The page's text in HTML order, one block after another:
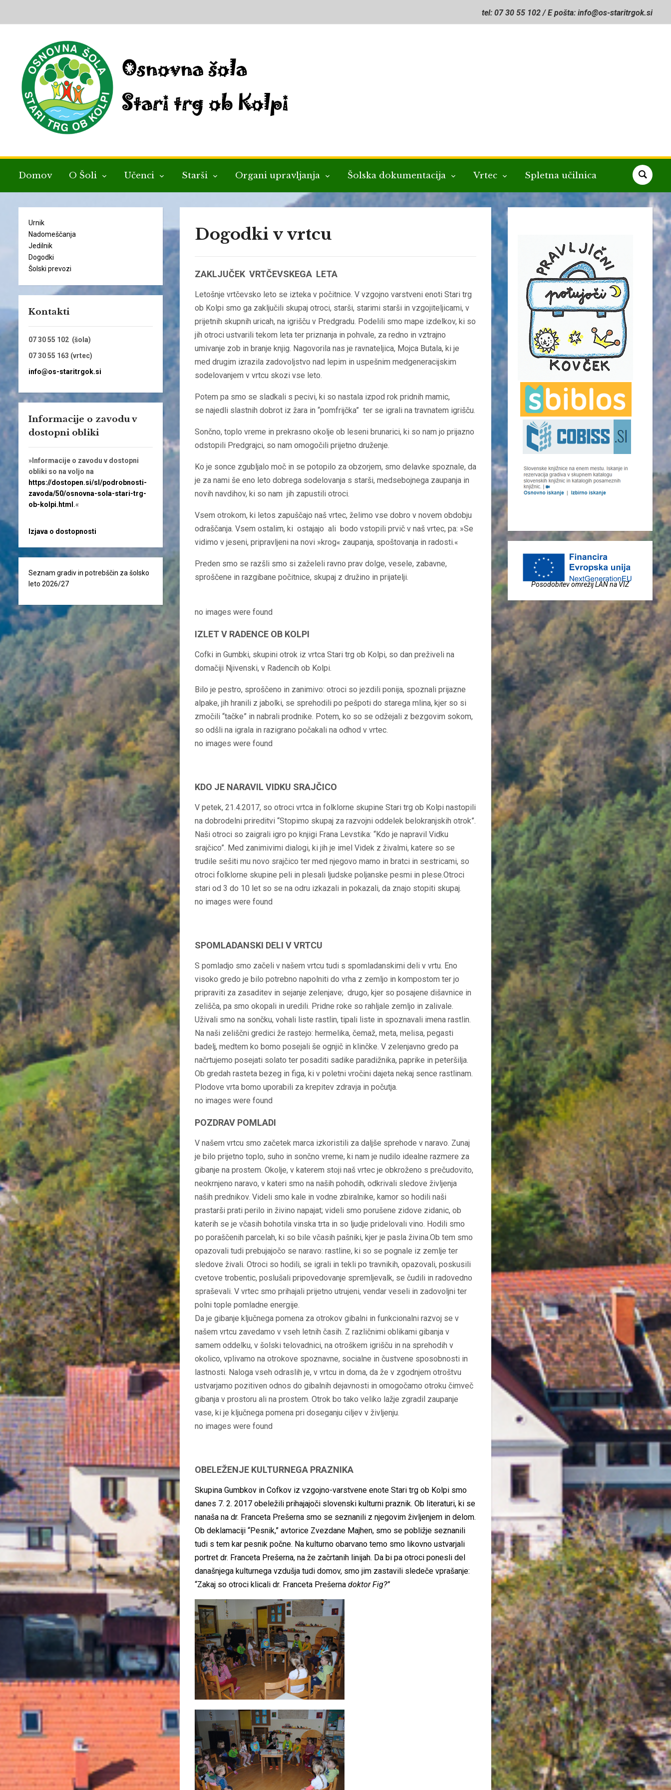
tel: 07 30 55 102 / E pošta: info@os-staritrgok.si
Domov O Šoli Učenci Starši Organi upravljanja Šolska dokumentacija Vrtec Spletna učilnica
Urnik
Nadomeščanja
Jedilnik
Dogodki
Šolski prevozi
Kontakti
07 30 55 102 (šola)
07 30 55 163 (vrtec)
info@os-staritrgok.si
Informacije o zavodu v
dostopni obliki
»Informacije o zavodu v dostopni
obliki so na voljo na
https://dostopen.si/sl/podrobnosti-
zavoda/50/osnovna-sola-stari-trg-
ob-kolpi.html .«
Izjava o dostopnosti
Seznam gradiv in potrebščin za šolsko
leto 2026/27
Dogodki v vrtcu
ZAKLJUČEK VRTČEVSKEGA LETA
Letošnje vrtčevsko leto se izteka v počitnice. V vzgojno varstveni enoti Stari trg
ob Kolpi smo ga zaključili skupaj otroci, starši, starimi starši in vzgojiteljicami, v
prijetnih skupnih uricah, na igrišču v Predgradu. Podelili smo mape izdelkov, ki so
jih otroci ustvarili tekom leta ter priznanja in pohvale, za redno in vztrajno
umivanje zob in branje knjig. Nagovorila nas je ravnateljica, Mojca Butala, ki je
med drugim izrazila zadovoljstvo nad lepim in uspešnim medgeneracijskim
sodelovanjem v vrtcu skozi vse leto.
Potem pa smo se sladkali s pecivi, ki so nastala izpod rok pridnih mamic,
se najedli slastnih dobrot iz žara in “pomfrijčka” ter se igrali na travnatem igrišču.
Sončno, toplo vreme in prekrasno okolje ob leseni brunarici, ki so nam jo prijazno
odstopili Predgrajci, so nam omogočili prijetno druženje.
Ko je sonce zgubljalo moč in se potopilo za obzorjem, smo delavke spoznale, da
je za nami še eno leto dobrega sodelovanja s starši, medsebojnega zaupanja in
novih navdihov, ki so nam jih zapustili otroci.
Vsem otrokom, ki letos zapuščajo naš vrtec, želimo vse dobro v novem obdobju
odraščanja. Vsem ostalim, ki ostajajo ali bodo vstopili prvič v naš vrtec, pa: »Se
vidimo v jeseni, pripravljeni na novi »krog« zaupanja, spoštovanja in radosti.«
Preden smo se razšli smo si zaželeli ravno prav dolge, vesele, zabavne,
sproščene in razgibane počitnice, skupaj z družino in prijatelji.​
no images were found
IZLET V RADENCE OB KOLPI
Cofki in Gumbki, skupini otrok iz vrtca Stari trg ob Kolpi, so dan preživeli na
domačiji Njivenski, v Radencih ob Kolpi.
Bilo je pestro, sproščeno in zanimivo: otroci so jezdili ponija, spoznali prijazne
alpake, jih hranili z jabolki, se sprehodili po pešpoti do starega mlina, kjer so si
zmočili “tačke” in nabrali prodnike. Potem, ko so se odžejali z bezgovim sokom,
so odšli na igrala in razigrano počakali na odhod v vrtec.
no images were found
KDO JE NARAVIL VIDKU SRAJČICO
V petek, 21.4.2017, so otroci vrtca in folklorne skupine Stari trg ob Kolpi nastopili
na dobrodelni prireditvi “Stopimo skupaj za razvojni oddelek belokranjskih otrok”.
Naši otroci so zaigrali igro po knjigi Frana Levstika: “Kdo je napravil Vidku
srajčico”. Med zanimivimi dialogi, ki jih je imel Videk z živalmi, katere so se
trudile sešiti mu novo srajčico ter med njegovo mamo in bratci in sestricami, so
otroci folklorne skupine peli in plesali ljudske poljanske pesmi in plese.Otroci
stari od 3 do 10 let so se na odru izkazali in pokazali, da znajo stopiti skupaj.
no images were found
SPOMLADANSKI DELI V VRTCU
S pomladjo smo začeli v našem vrtcu tudi s spomladanskimi deli v vrtu. Eno
visoko gredo je bilo potrebno napolniti do vrha z zemljo in kompostom ter jo
pripraviti za zasaditev in sejanje zelenjave; drugo, kjer so posajene dišavnice in
zelišča, pa smo okopali in uredili. Pridne roke so rahljale zemljo in zalivale.
Uživali smo na sončku, vohali liste rastlin, tipali liste in spoznavali imena rastlin.
Na naši zeliščni gredici že rastejo: hermelika, čemaž, meta, melisa, pegasti
badelj, medtem ko bomo posejali še ognjič in klinčke. V zelenjavno gredo pa
načrtujemo posejati solato ter posaditi sadike paradižnika, paprike in peteršilja.
Ob gredah rasteta bezeg in figa, ki v poletni vročini dajeta nekaj sence rastlinam.
Plodove vrta bomo uporabili za krepitev zdravja in počutja.
no images were found
POZDRAV POMLADI
V našem vrtcu smo začetek marca izkoristili za daljše sprehode v naravo. Zunaj
je bilo prijetno toplo, suho in sončno vreme, ki nam je nudilo idealne razmere za
gibanje na prostem. Okolje, v katerem stoji naš vrtec je obkroženo s prečudovito,
neokrnjeno naravo, v kateri smo na naših pohodih, odkrivali sledove življenja
naših prednikov. Videli smo kale in vodne zbiralnike, kamor so hodili naši
prastarši prati perilo in živino napajat; videli smo porušene zidove zidanic, ob
katerih se je včasih bohotila vinska trta in so ljudje pridelovali vino. Hodili smo
po poraščenih parcelah, ki so bile včasih pašniki, kjer je pasla živina.Ob tem smo
opazovali tudi prebujajočo se naravo: rastline, ki so se pognale iz zemlje ter
sledove živali. Otroci so hodili, se igrali in tekli po travnikih, opazovali, poskusili
cvetove trobentic, poslušali pripovedovanje spremljevalk, se čudili in radovedno
spraševali. V vrtec smo prihajali prijetno utrujeni, vendar veseli in zadovoljni ter
polni tople pomladne energije.
Da je gibanje ključnega pomena za otrokov gibalni in funkcionalni razvoj se v
našem vrtcu zavedamo v vseh letnih časih. Z različnimi oblikami gibanja v
samem oddelku, v šolski telovadnici, na otroškem igrišču in na sprehodih v
okolico, vplivamo na otrokove spoznavne, socialne in čustvene sposobnosti in
lastnosti. Naloga vseh odraslih je, v vrtcu in doma, da že v zgodnjem otroštvu
ustvarjamo pozitiven odnos do gibalnih dejavnosti in omogočamo otroku čimveč
gibanja v prostoru ali na prostem. Otrok bo tako veliko lažje zgradil zaupanje
vase, ki je ključnega pomena pri doseganju ciljev v življenju.
no images were found
OBELEŽENJE KULTURNEGA PRAZNIKA
Skupina Gumbkov in Cofkov iz vzgojno-varstvene enote Stari trg ob Kolpi smo
danes 7. 2. 2017 obeležili prihajajoči slovenski kulturni praznik. Ob literaturi, ki se
nanaša na dr. Franceta Prešerna smo se seznanili z njegovim življenjem in delom.
Ob deklamaciji “Pesnik,” avtorice Zvezdane Majhen, smo se pobližje seznanili
tudi s tem kar pesnik počne. Na kulturno obarvano temo smo likovno ustvarjali
portret dr. Franceta Prešerna, na že začrtanih linijah. Da bi pa otroci ponesli del
današnjega kulturnega vzdušja tudi domov, smo jim zastavili sledeče vprašanje:
“Zakaj so otroci klicali dr. Franceta Prešernadoktor Fig?”
Posodobitev omrežij LAN na VIZ